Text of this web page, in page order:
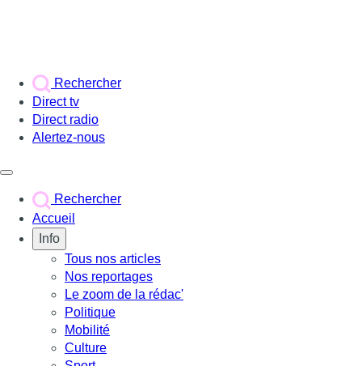
Rechercher
Direct tv
Direct radio
Alertez-nous
Rechercher
Accueil
Info
Tous nos articles
Nos reportages
Le zoom de la rédac'
Politique
Mobilité
Culture